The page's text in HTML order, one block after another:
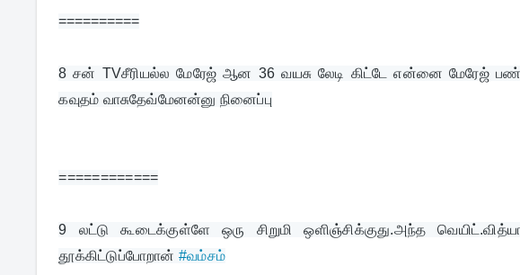
==========
8 சன் TVசீரியல்ல மேரேஜ் ஆன 36 வயசு லேடி கிட்டே என்னை மேரேஜ்
கவுதம் வாசுதேவ்மேனன்னு நினைப்பு
============
9 லட்டு கூடைக்குள்ளே ஒரு சிறுமி ஒளிஞ்சிக்குது.அந்த
தூக்கிட்டுப்போறான் #வம்சம்